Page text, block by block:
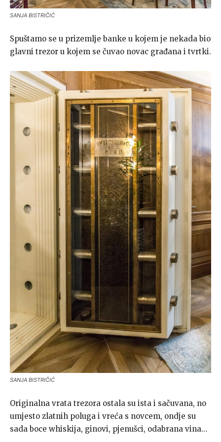
SANJA BISTRIČIĆ
Spuštamo se u prizemlje banke u kojem je nekada bio
glavni trezor u kojem se čuvao novac građana i tvrtki.
SANJA BISTRIČIĆ
Originalna vrata trezora ostala su ista i sačuvana, no
umjesto zlatnih poluga i vreća s novcem, ondje su
sada boce whiskija, ginovi, pjenušci, odabrana vina…